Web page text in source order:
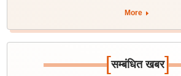
More
[सम्बंधित खबर]